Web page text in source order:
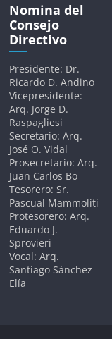
Nomina del
Consejo
Directivo
Presidente: Dr.
Ricardo D. Andino
Vicepresidente:
Arq. Jorge D.
Raspagliesi
Secretario: Arq.
José O. Vidal
Prosecretario: Arq.
Juan Carlos Bo
Tesorero: Sr.
Pascual Mammoliti
Protesorero: Arq.
Eduardo J.
Sprovieri
Vocal: Arq.
Santiago Sánchez
Elía